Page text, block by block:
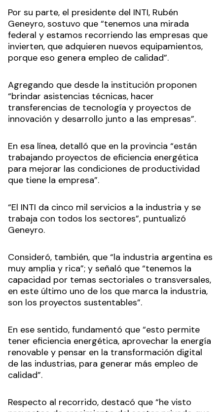
Por su parte, el presidente del INTI, Rubén
Geneyro, sostuvo que “tenemos una mirada
federal y estamos recorriendo las empresas que
invierten, que adquieren nuevos equipamientos,
porque eso genera empleo de calidad”.
Agregando que desde la institución proponen
“brindar asistencias técnicas, hacer
transferencias de tecnología y proyectos de
innovación y desarrollo junto a las empresas”.
En esa línea, detalló que en la provincia “están
trabajando proyectos de eficiencia energética
para mejorar las condiciones de productividad
que tiene la empresa”.
“El INTI da cinco mil servicios a la industria y se
trabaja con todos los sectores”, puntualizó
Geneyro.
Consideró, también, que “la industria argentina es
muy amplia y rica”; y señaló que “tenemos la
capacidad por temas sectoriales o transversales,
en este último uno de los que marca la industria,
son los proyectos sustentables”.
En ese sentido, fundamentó que “esto permite
tener eficiencia energética, aprovechar la energía
renovable y pensar en la transformación digital
de las industrias, para generar más empleo de
calidad”.
Respecto al recorrido, destacó que “he visto